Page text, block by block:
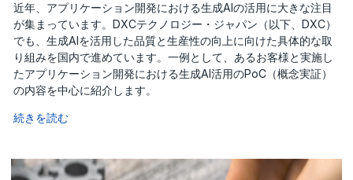
近年、アプリケーション開発における生成AIの活用に大きな注目
が集まっています。DXCテクノロジー・ジャパン（以下、DXC）
でも、生成AIを活用した品質と生産性の向上に向けた具体的な取
り組みを国内で進めています。一例として、あるお客様と実施し
たアプリケーション開発における生成AI活用のPoC（概念実証）
の内容を中心に紹介します。
続きを読む